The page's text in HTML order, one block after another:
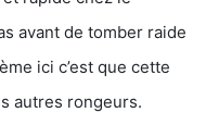
avant de tomber raide
ici c’est que cette
autres rongeurs.